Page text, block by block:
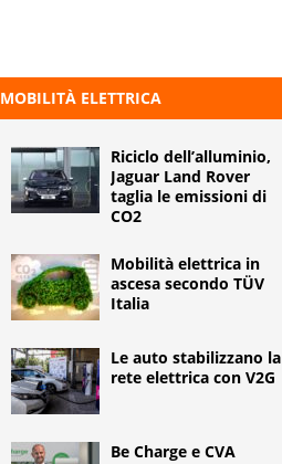
MOBILITÀ ELETTRICA
Riciclo dell’alluminio,
Jaguar Land Rover
taglia le emissioni di
CO2
Mobilità elettrica in
ascesa secondo TÜV
Italia
Le auto stabilizzano la
rete elettrica con V2G
Be Charge e CVA